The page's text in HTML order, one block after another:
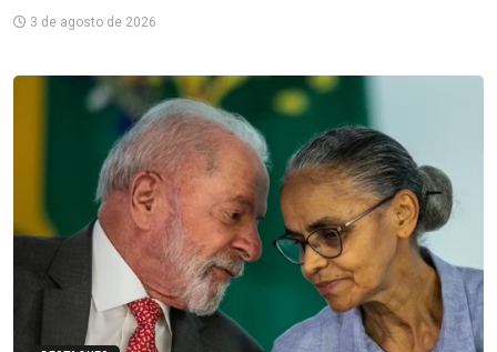
3 de agosto de 2026